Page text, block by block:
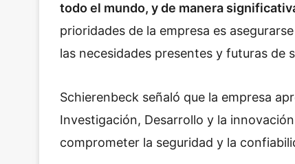
todo el mundo, y de manera
prioridades de la empresa es
las necesidades presentes y futuras de
Schierenbeck señaló que la empresa
Investigación, Desarrollo y la
comprometer la seguridad y la